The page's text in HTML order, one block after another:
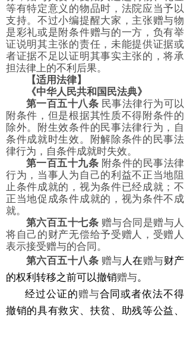
等有特定意义的物品时，法院应当予以
支持。不过小编提醒大家，主张赠与物
是彩礼或是附条件赠与的一方，负有举
证说明其主张的责任，未能提供证据或
者证据不足以证明其事实主张的，将承
担法律上的不利后果。
【适用法律】
《中华人民共和国民法典》
第一百五十八条 民事法律行为可以
附条件，但是根据其性质不得附条件的
除外。附生效条件的民事法律行为，自
条件成就时生效。附解除条件的民事法
律行为，自条件成就时失效。
第一百五十九条 附条件的民事法律
行为，当事人为自己的利益不正当地阻
止条件成就的，视为条件已经成就；不
正当地促成条件成就的，视为条件不成
就。
第六百五十七条 赠与合同是赠与人
将自己的财产无偿给予受赠人，受赠人
表示接受赠与的合同。
第六百五十八条 赠与 人在赠与财产
的权利转移之前可以撤销赠与。
经过公证的赠与合同或者依法不得
撤销的具有救灾、扶贫、助残等公益、